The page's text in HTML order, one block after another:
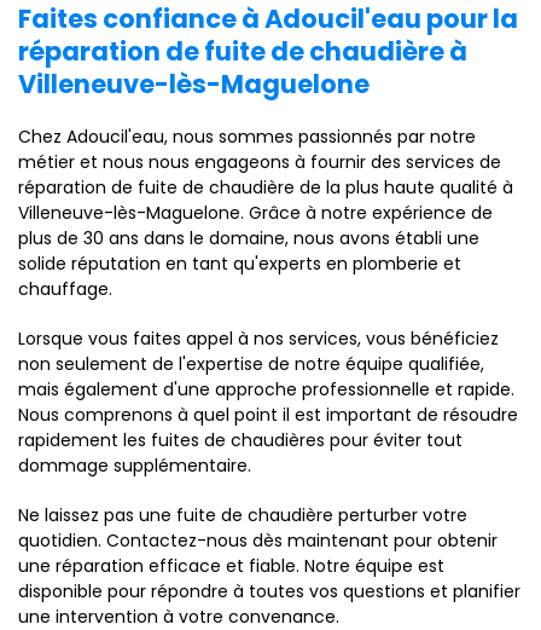
Faites confiance à Adoucil'eau pour la
réparation de fuite de chaudière à
Villeneuve-lès-Maguelone
Chez Adoucil'eau, nous sommes passionnés par notre
métier et nous nous engageons à fournir des services de
réparation de fuite de chaudière de la plus haute qualité à
Villeneuve-lès-Maguelone. Grâce à notre expérience de
plus de 30 ans dans le domaine, nous avons établi une
solide réputation en tant qu'experts en plomberie et
chauffage.
Lorsque vous faites appel à nos services, vous bénéficiez
non seulement de l'expertise de notre équipe qualifiée,
mais également d'une approche professionnelle et rapide.
Nous comprenons à quel point il est important de résoudre
rapidement les fuites de chaudières pour éviter tout
dommage supplémentaire.
Ne laissez pas une fuite de chaudière perturber votre
quotidien. Contactez-nous dès maintenant pour obtenir
une réparation efficace et fiable. Notre équipe est
disponible pour répondre à toutes vos questions et planifier
une intervention à votre convenance.